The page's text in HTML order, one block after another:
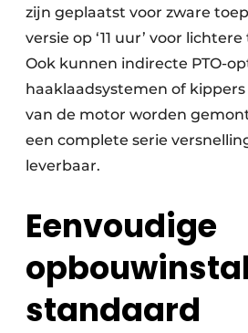
zijn geplaatst voor zware
versie op ‘11 uur’ voor
Ook kunnen indirecte PTO-
haaklaadsystemen of
van de motor worden
een complete serie
leverbaar.
Eenvoudige
standaard